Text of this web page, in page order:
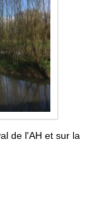
de l'AH et sur la